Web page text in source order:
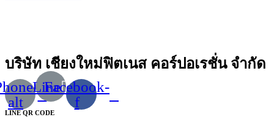
บริษัท เชียงใหม่ฟิตเนส คอร์ปอเรชั่น จำกัด
alt
Line
Facebook-
f
LINE QR CODE